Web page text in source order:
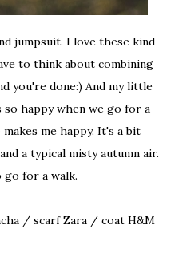
jumpsuit. I love these kind
to think about combining
you're done:) And my little
happy when we go for a
me happy. It's a bit
a typical misty autumn air.
for a walk.
/ scarf Zara / coat H&M